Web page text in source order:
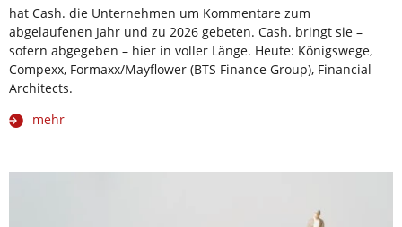
hat Cash. die Unternehmen um Kommentare zum
abgelaufenen Jahr und zu 2026 gebeten. Cash. bringt sie –
sofern abgegeben – hier in voller Länge. Heute: Königswege,
Compexx, Formaxx/Mayflower (BTS Finance Group), Financial
Architects.
mehr